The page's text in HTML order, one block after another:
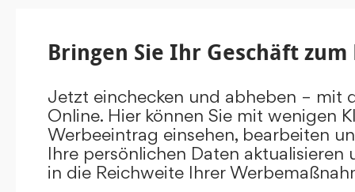
Bringen Sie Ihr Geschäft zum
Jetzt einchecken und abheben – mit
Online. Hier können Sie mit wenigen
Werbeeintrag einsehen, bearbeiten
Ihre persönlichen Daten aktualisieren
in die Reichweite Ihrer